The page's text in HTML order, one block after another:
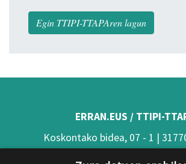
Egin TTIPI-TTAPAren lagun
ERRAN.EUS / TTIPI-
Koskontako bidea, 07 - 1 |
(Nafarroa)